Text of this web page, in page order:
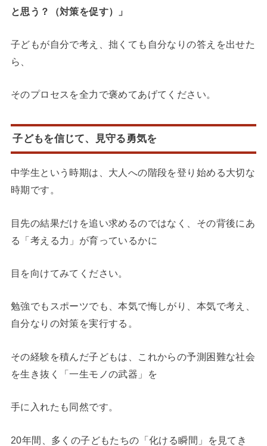
と思う？（対策を促す）」
子どもが自分で考え、拙くても自分なりの答えを出せた
ら、
そのプロセスを全力で褒めてあげてください。
子どもを信じて、見守る勇気を
中学生という時期は、大人への階段を登り始める大切な
時期です。
目先の結果だけを追い求めるのではなく、その背後にあ
る「考える力」が育っているかに
目を向けてみてください。
勉強でもスポーツでも、本気で悔しがり、本気で考え、
自分なりの対策を実行する。
その経験を積んだ子どもは、これからの予測困難な社会
を生き抜く「一生モノの武器」を
手に入れたも同然です。
20年間、多くの子どもたちの「化ける瞬間」を見てき